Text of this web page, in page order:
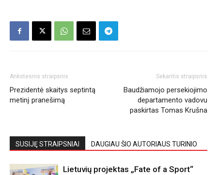
Ankstesnis straipsnis
Prezidentė skaitys septintą
metinį pranešimą
Sekantis straipsnis
Baudžiamojo persekiojimo
departamento vadovu
paskirtas Tomas Krušna
SUSIJĘ STRAIPSNIAI DAUGIAU ŠIO AUTORIAUS TURINIO
Lietuvių projektas „Fate of a Sport“